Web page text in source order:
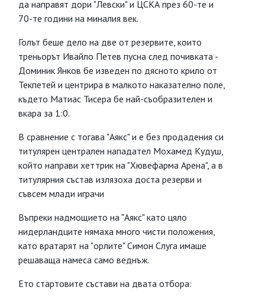
да направят дори "Левски" и ЦСКА през 60-те и
70-те години на миналия век.
Голът беше дело на две от резервите, които
треньорът Ивайло Петев пусна след почивката -
Доминик Янков бе изведен по дясното крило от
Текпетей и центрира в малкото наказателно поле,
където Матиас Тисера бе най-съобразителен и
вкара за 1:0.
В сравнение с тогава "Аякс" и е без продадения си
титулярен централен нападател Мохамед Кудуш,
който направи хеттрик на "Хювефарма Арена", а в
титулярния състав излязоха доста резерви и
съвсем млади играчи
Въпреки надмощието на "Аякс" като цяло
нидерландците нямаха много чисти положения,
като вратарят на "орлите" Симон Слуга имаше
решаваща намеса само веднъж.
Ето стартовите състави на двата отбора: